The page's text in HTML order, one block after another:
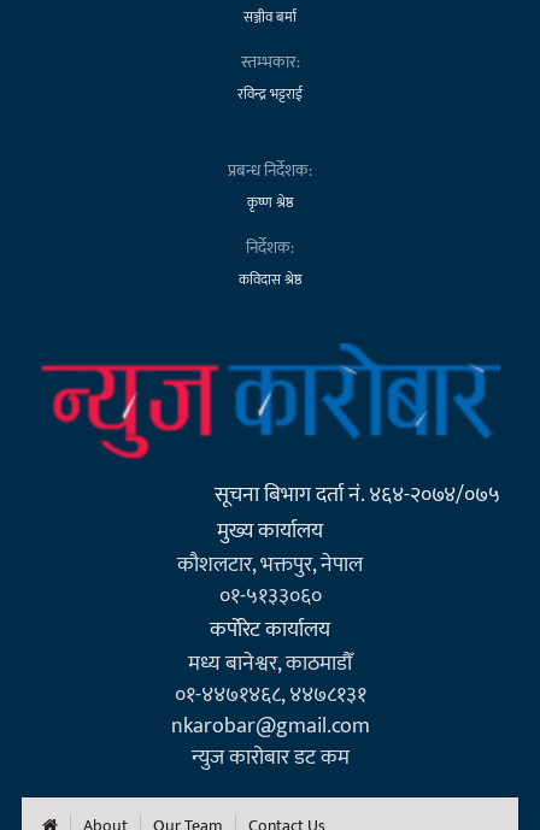
सञ्जीव बर्मा
स्तम्भकार:
रविन्द्र भट्टराई
प्रबन्ध निर्देशक:
कृष्ण श्रेष्ठ
निर्देशक:
कविदास श्रेष्ठ
सूचना बिभाग दर्ता नं. ४६४-२०७४/०७५
मुख्य कार्यालय
कौशलटार, भक्तपुर, नेपाल
०१-५१३३०६०
कर्पाेरेट कार्यालय
मध्य बानेश्वर, काठमाडौँ
०१-४४७१४६८, ४४७८१३१
nkarobar@gmail.com
न्युज कारोबार डट कम